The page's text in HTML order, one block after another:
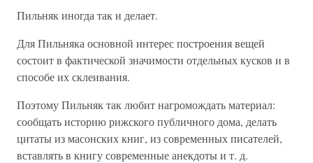
Пильняк иногда так и делает.
Для Пильняка основной интерес построения вещей
состоит в фактической значимости отдельных кусков и в
способе их склеивания.
Поэтому Пильняк так любит нагромождать материал:
сообщать историю рижского публичного дома, делать
цитаты из масонских книг, из современных писателей,
вставлять в книгу современные анекдоты и т. д.